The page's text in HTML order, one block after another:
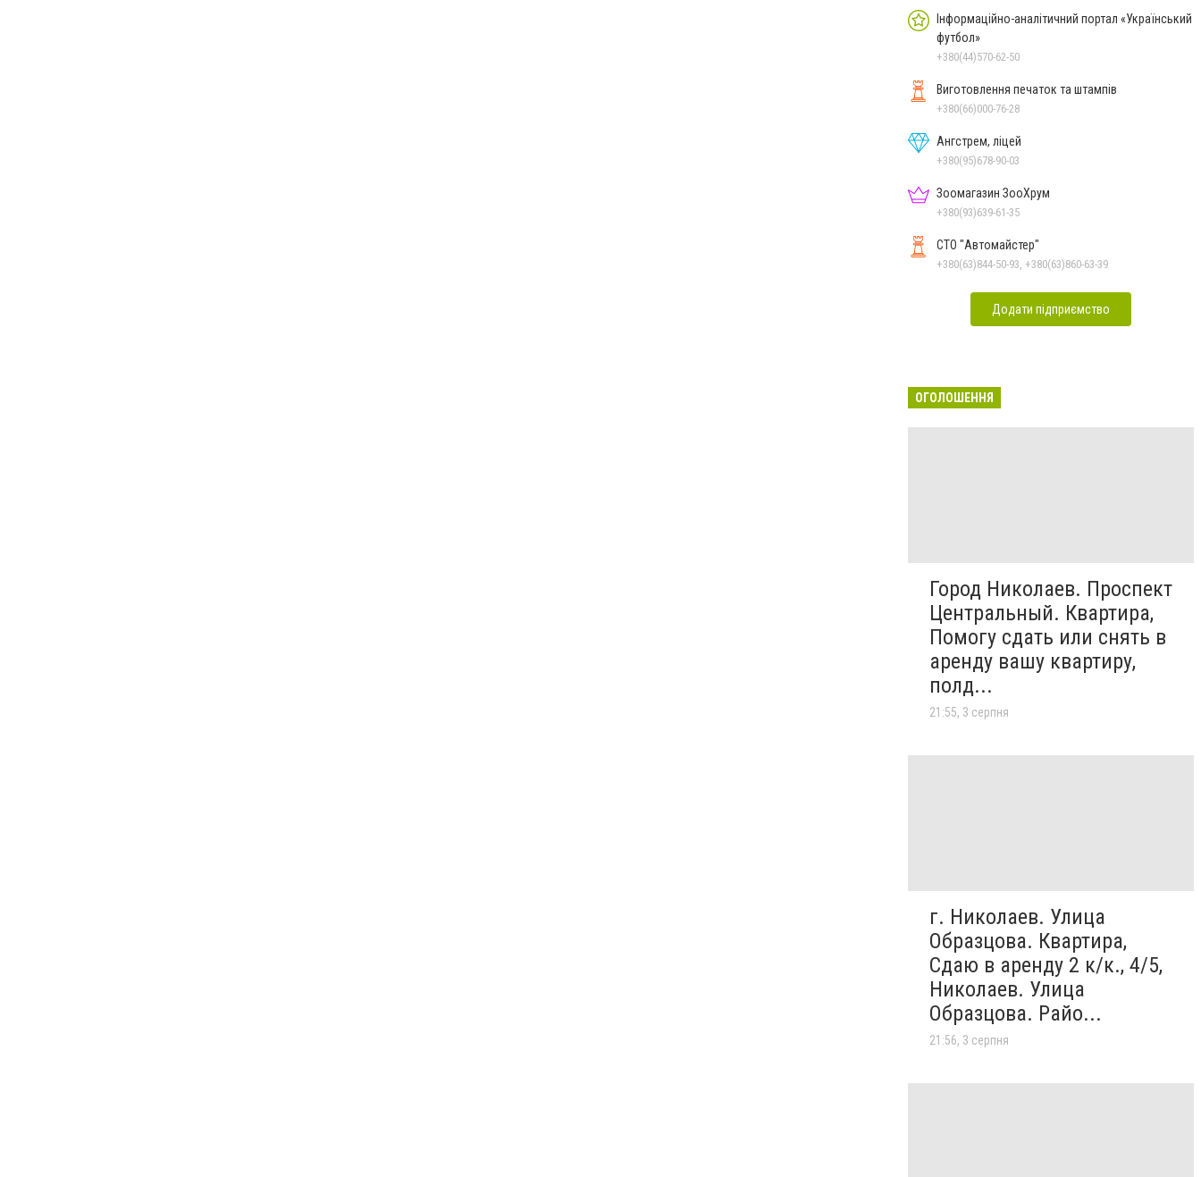
Інформаційно-аналітичний портал «Український
футбол»
+380(44)570-62-50
Виготовлення печаток та штампів
+380(66)000-76-28
Ангстрем, ліцей
+380(95)678-90-03
Зоомагазин ЗооХрум
+380(93)639-61-35
СТО "Автомайстер"
+380(63)844-50-93, +380(63)860-63-39
Додати підприємство
ОГОЛОШЕННЯ
Город Николаев. Проспект
Центральный. Квартира,
Помогу сдать или снять в
аренду вашу квартиру,
полд...
21:55, 3 серпня
г. Николаев. Улица
Образцова. Квартира,
Сдаю в аренду 2 к/к., 4/5,
Николаев. Улица
Образцова. Райо...
21:56, 3 серпня